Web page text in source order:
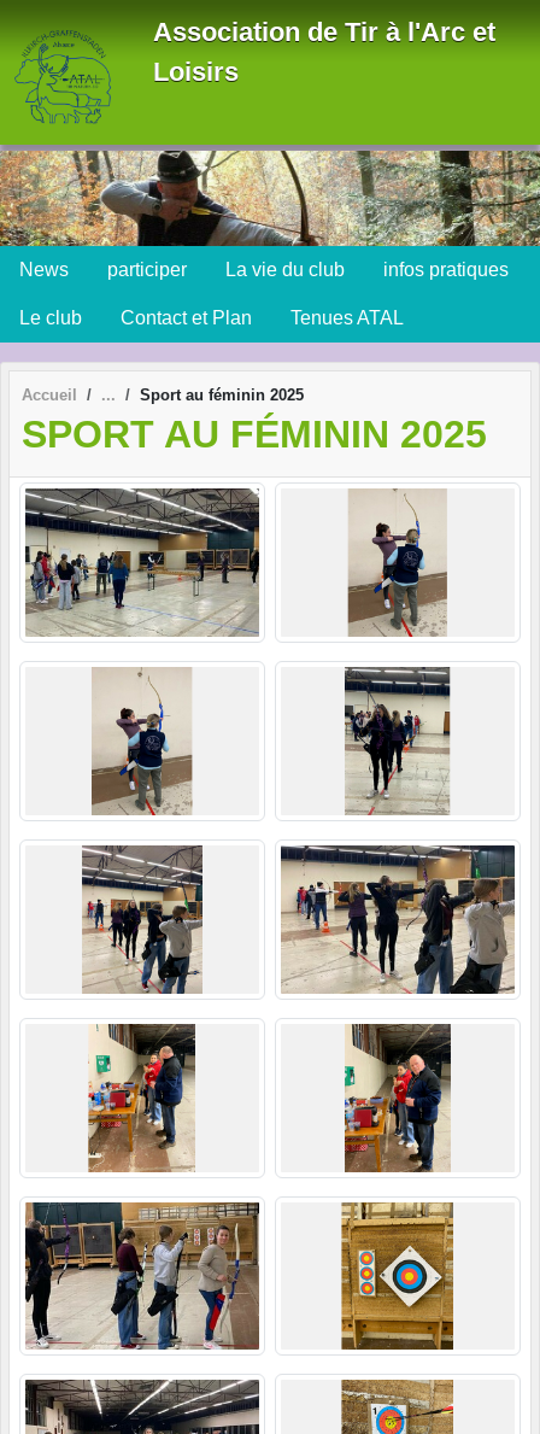
Association de Tir à l'Arc et
Loisirs
News participer La vie du club infos pratiques
Le club Contact et Plan Tenues ATAL
Accueil Sport au féminin 2025
SPORT AU FÉMININ 2025